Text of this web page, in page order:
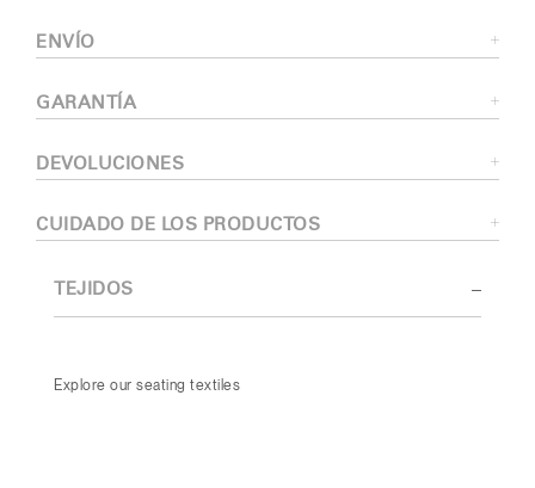
ENVÍO
GARANTÍA
DEVOLUCIONES
CUIDADO DE LOS PRODUCTOS
TEJIDOS
Explore our seating textiles